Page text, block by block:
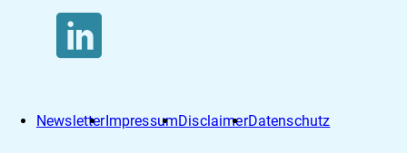
NewsletterImpressumDisclaimerDatenschutz